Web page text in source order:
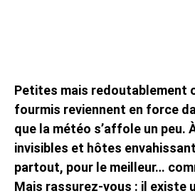
Petites mais redoutablement
fourmis reviennent en force
que la météo s’affole un peu.
invisibles et hôtes
partout, pour le meilleur…
Mais rassurez-vous : il existe